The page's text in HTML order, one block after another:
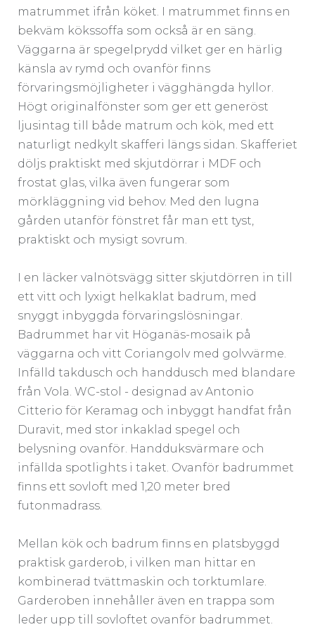
matrummet ifrån köket. I matrummet finns en
bekväm kökssoffa som också är en säng.
Väggarna är spegelprydd vilket ger en härlig
känsla av rymd och ovanför finns
förvaringsmöjligheter i vägghängda hyllor.
Högt originalfönster som ger ett generöst
ljusintag till både matrum och kök, med ett
naturligt nedkylt skafferi längs sidan. Skafferiet
döljs praktiskt med skjutdörrar i MDF och
frostat glas, vilka även fungerar som
mörkläggning vid behov. Med den lugna
gården utanför fönstret får man ett tyst,
praktiskt och mysigt sovrum.
I en läcker valnötsvägg sitter skjutdörren in till
ett vitt och lyxigt helkaklat badrum, med
snyggt inbyggda förvaringslösningar.
Badrummet har vit Höganäs-mosaik på
väggarna och vitt Coriangolv med golvvärme.
Infälld takdusch och handdusch med blandare
från Vola. WC-stol - designad av Antonio
Citterio för Keramag och inbyggt handfat från
Duravit, med stor inkaklad spegel och
belysning ovanför. Handduksvärmare och
infällda spotlights i taket. Ovanför badrummet
finns ett sovloft med 1,20 meter bred
futonmadrass.
Mellan kök och badrum finns en platsbyggd
praktisk garderob, i vilken man hittar en
kombinerad tvättmaskin och torktumlare.
Garderoben innehåller även en trappa som
leder upp till sovloftet ovanför badrummet.